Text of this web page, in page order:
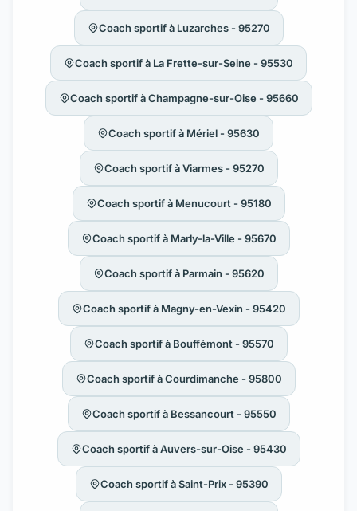
Coach sportif à Luzarches - 95270
Coach sportif à La Frette-sur-Seine - 95530
Coach sportif à Champagne-sur-Oise - 95660
Coach sportif à Mériel - 95630
Coach sportif à Viarmes - 95270
Coach sportif à Menucourt - 95180
Coach sportif à Marly-la-Ville - 95670
Coach sportif à Parmain - 95620
Coach sportif à Magny-en-Vexin - 95420
Coach sportif à Bouffémont - 95570
Coach sportif à Courdimanche - 95800
Coach sportif à Bessancourt - 95550
Coach sportif à Auvers-sur-Oise - 95430
Coach sportif à Saint-Prix - 95390